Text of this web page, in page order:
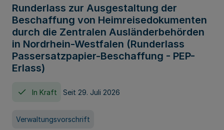
Runderlass zur Ausgestaltung der
Beschaffung von Heimreisedokumenten
durch die Zentralen Ausländerbehörden
in Nordrhein-Westfalen (Runderlass
Passersatzpapier-Beschaffung - PEP-
Erlass)
In Kraft Seit 29. Juli 2026
Verwaltungsvorschrift